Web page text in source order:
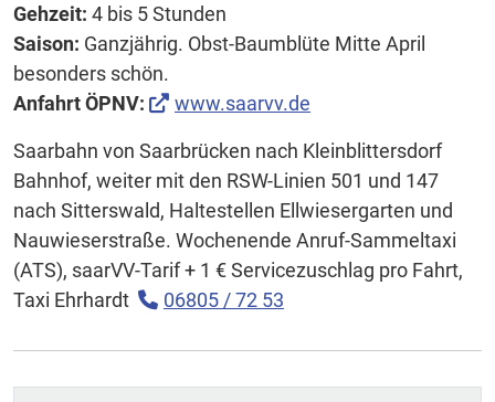
Gehzeit: 4 bis 5 Stunden
Saison: Ganzjährig. Obst-Baumblüte Mitte April
besonders schön.
Anfahrt ÖPNV:
www.saarvv.de
Saarbahn von Saarbrücken nach Kleinblittersdorf
Bahnhof, weiter mit den RSW-Linien 501 und 147
nach Sitterswald, Haltestellen Ellwiesergarten und
Nauwieserstraße. Wochenende Anruf-Sammeltaxi
(ATS), saarVV-Tarif + 1 € Servicezuschlag pro Fahrt,
Taxi Ehrhardt
06805 / 72 53